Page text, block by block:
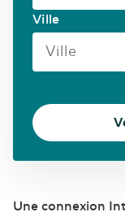
Soins de
Secteur
Ville
Une connexion